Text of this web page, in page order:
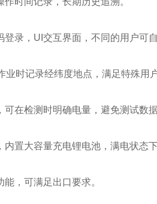
登录，UI交互界面，不同的用户可
业时记录经纬度地点，满足特殊用
可在检测时明确电量，避免测试数
内置大容量充电锂电池，满电状态
，可满足出口要求。